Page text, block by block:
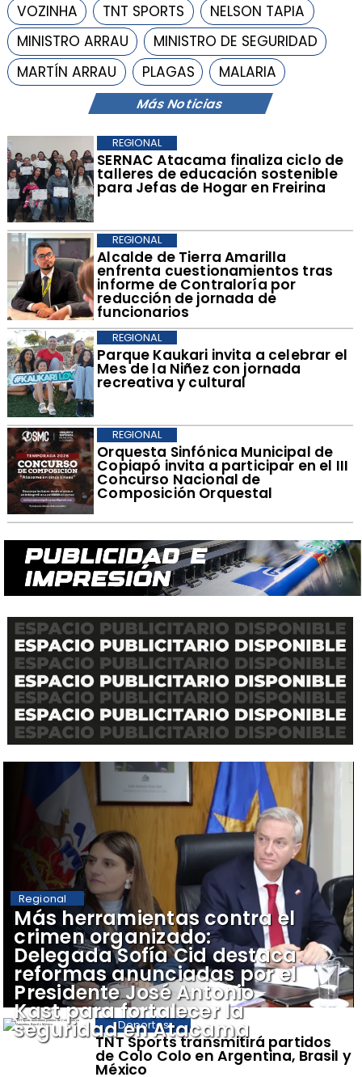
Más Noticias
SERNAC Atacama finaliza ciclo de
talleres de educación sostenible
para Jefas de Hogar en Freirina
REGIONAL
​Alcalde de Tierra Amarilla
enfrenta cuestionamientos tras
informe de Contraloría por
reducción de jornada de
funcionarios
REGIONAL
Parque Kaukari invita a celebrar el
Mes de la Niñez con jornada
recreativa y cultural
REGIONAL
Orquesta Sinfónica Municipal de
Copiapó invita a participar en el III
Concurso Nacional de
Composición Orquestal
REGIONAL
VOZINHA
TNT SPORTS
NELSON TAPIA
MINISTRO ARRAU
MINISTRO DE SEGURIDAD
MARTÍN ARRAU
PLAGAS MALARIA
TNT Sports transmitirá partidos
de Colo Colo en Argentina, Brasil y
México
Deportes
​Más herramientas contra el
crimen organizado:
Delegada Sofía Cid destaca
reformas anunciadas por el
Presidente José Antonio
Kast para fortalecer la
seguridad en Atacama
Regional